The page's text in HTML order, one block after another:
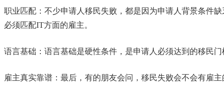
职业匹配：不少申请人移民失败，都是因为申请人背景条件
必须匹配IT方面的雇主。
语言基础：语言基础是硬性条件，是申请人必须达到的移民
雇主真实靠谱：最后，有的朋友会问，移民失败会不会有雇